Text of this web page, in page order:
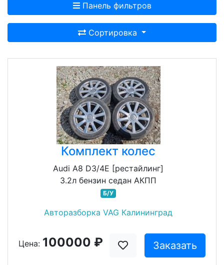
Панель фильтров
Сортировка
Комплект колес
Audi A8 D3/4E [рестайлинг]
3.2л бензин седан АКПП
Б/У
Авторазборка VAG Калининград
Цена: 100000 ₽ Заказать